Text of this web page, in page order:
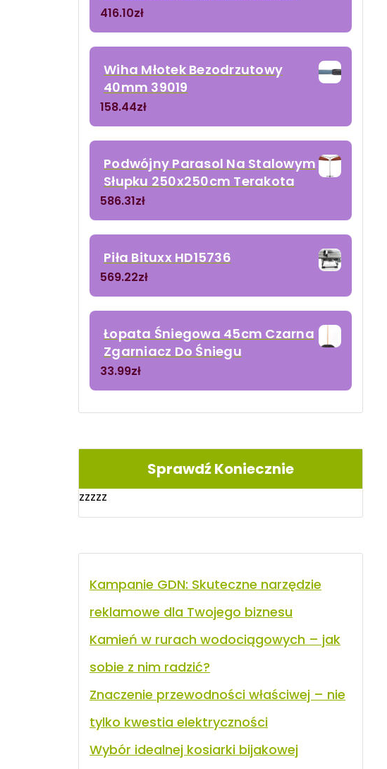
416.10zł
Wiha Młotek Bezodrzutowy
40mm 39019
158.44zł
Podwójny Parasol Na Stalowym
Słupku 250x250cm Terakota
586.31zł
Piła Bituxx HD15736
569.22zł
Łopata Śniegowa 45cm Czarna
Zgarniacz Do Śniegu
33.99zł
Sprawdź Koniecznie
zzzzz
Kampanie GDN: Skuteczne narzędzie
reklamowe dla Twojego biznesu
Kamień w rurach wodociągowych – jak
sobie z nim radzić?
Znaczenie przewodności właściwej – nie
tylko kwestia elektryczności
Wybór idealnej kosiarki bijakowej